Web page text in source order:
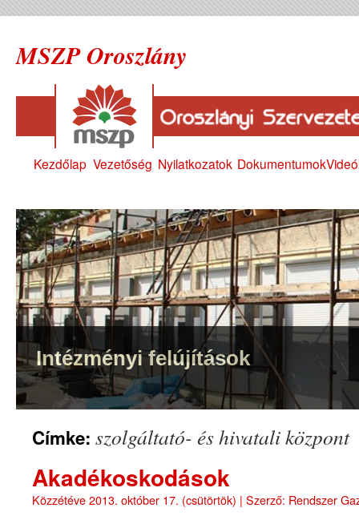
MSZP Oroszlány
Kezdőlap Vezetőség Nyilatkozatok Dokumentumok
Intézményi felújítások
Címke: szolgáltató- és hivatali központ
Akadékoskodások
Közzétéve2013. október 17. (csütörtök) | Szerző: Rendszer